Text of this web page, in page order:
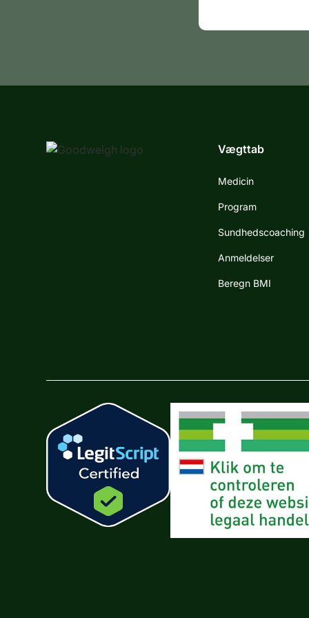
Vægttab
Medicin
Program
Sundhedscoaching
Anmeldelser
Beregn BMI